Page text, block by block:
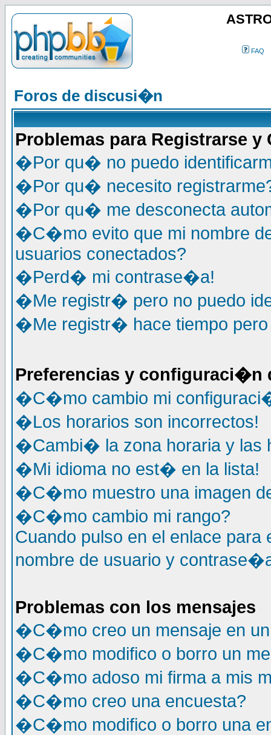
FAQ
Foros de discusi�n
Problemas para Registrarse y
�Por qu� no puedo
�Por qu� necesito
�Por qu� me desconecta
�C�mo evito que mi nombre
usuarios conectados?
�Perd� mi contrase�a!
�Me registr� pero no puedo
�Me registr� hace tiempo pero
Preferencias y configuraci�n
�C�mo cambio mi
�Los horarios son incorrectos!
�Cambi� la zona horaria y las
�Mi idioma no est� en la lista!
�C�mo muestro una imagen
�C�mo cambio mi rango?
Cuando pulso en el enlace
nombre de usuario y
Problemas con los mensajes
�C�mo creo un mensaje en un
�C�mo modifico o borro un
�C�mo adoso mi firma a mis
�C�mo creo una encuesta?
�C�mo modifico o borro una